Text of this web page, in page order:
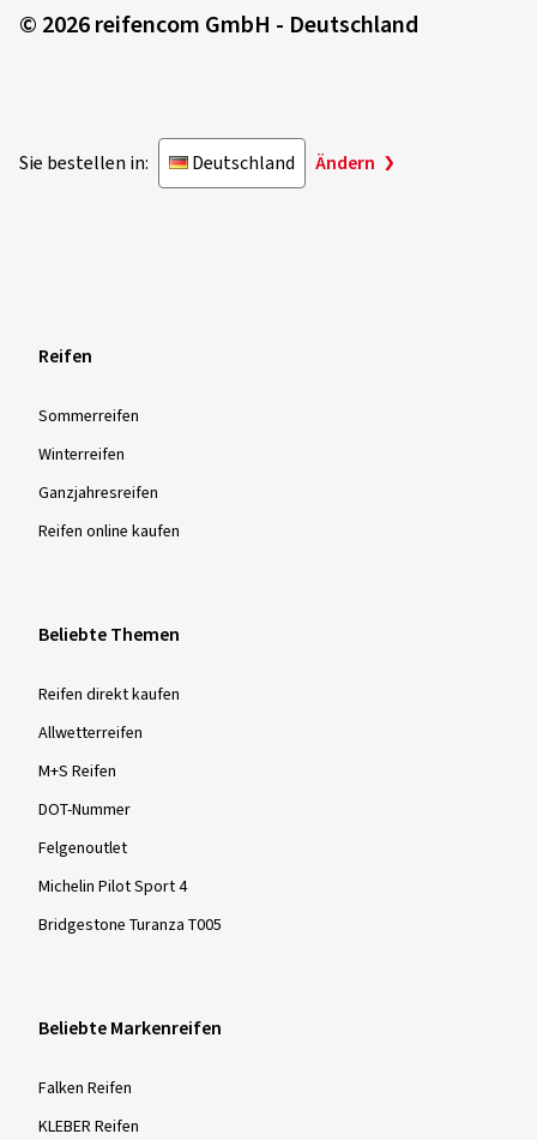
© 2026 reifencom GmbH - Deutschland
Sie bestellen in: Deutschland Ändern
Reifen
Sommer­reifen
Winter­reifen
Ganzjahres­reifen
Reifen online kaufen
Beliebte Themen
Reifen direkt kaufen
Allwetterreifen
M+S Reifen
DOT-Nummer
Felgenoutlet
Michelin Pilot Sport 4
Bridgestone Turanza T005
Beliebte Markenreifen
Falken Reifen
KLEBER Reifen